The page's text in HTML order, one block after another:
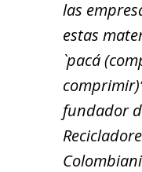
las
estas
`paca´
fundador